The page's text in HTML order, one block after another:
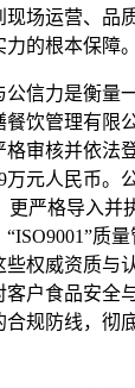
现场运营、品
的根本保障。
信力是衡量
饮管理有限
格审核并依法
万元人民币。
更严格导入并
质
些权威资质与
客户食品安全
规防线，彻